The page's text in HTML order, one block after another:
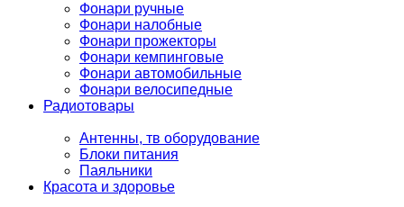
Фонари ручные
Фонари налобные
Фонари прожекторы
Фонари кемпинговые
Фонари автомобильные
Фонари велосипедные
Радиотовары
Антенны, тв оборудование
Блоки питания
Паяльники
Красота и здоровье